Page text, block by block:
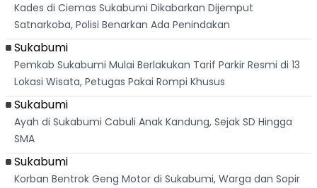
Kades di Ciemas Sukabumi Dikabarkan Dijemput
Satnarkoba, Polisi Benarkan Ada Penindakan
Sukabumi
Pemkab Sukabumi Mulai Berlakukan Tarif Parkir Resmi di 13
Lokasi Wisata, Petugas Pakai Rompi Khusus
Sukabumi
Ayah di Sukabumi Cabuli Anak Kandung, Sejak SD Hingga
SMA
Sukabumi
Korban Bentrok Geng Motor di Sukabumi, Warga dan Sopir